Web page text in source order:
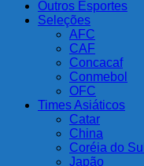
Outros Esportes
Seleções
AFC
CAF
Concacaf
Conmebol
OFC
Times Asiáticos
Catar
China
Coréia do Sul
Japão